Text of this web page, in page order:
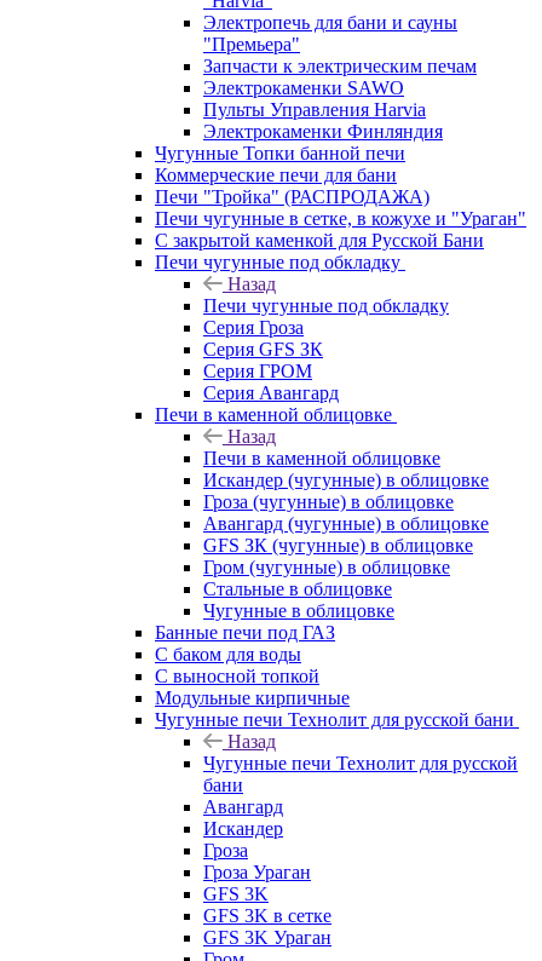
Электропечь для бани и сауны
"Премьера"
Запчасти к электрическим печам
Электрокаменки SAWO
Пульты Управления Harvia
Электрокаменки Финляндия
Чугунные Топки банной печи
Коммерческие печи для бани
Печи "Тройка" (РАСПРОДАЖА)
Печи чугунные в сетке, в кожухе и "Ураган"
С закрытой каменкой для Русской Бани
Печи чугунные под обкладку
Назад
Печи чугунные под обкладку
Серия Гроза
Серия GFS ЗК
Серия ГРОМ
Серия Авангард
Печи в каменной облицовке
Назад
Печи в каменной облицовке
Искандер (чугунные) в облицовке
Гроза (чугунные) в облицовке
Авангард (чугунные) в облицовке
GFS ЗК (чугунные) в облицовке
Гром (чугунные) в облицовке
Стальные в облицовке
Чугунные в облицовке
Банные печи под ГАЗ
С баком для воды
С выносной топкой
Модульные кирпичные
Чугунные печи Технолит для русской бани
Назад
Чугунные печи Технолит для русской
бани
Авангард
Искандер
Гроза
Гроза Ураган
GFS 3K
GFS 3K в сетке
GFS 3K Ураган